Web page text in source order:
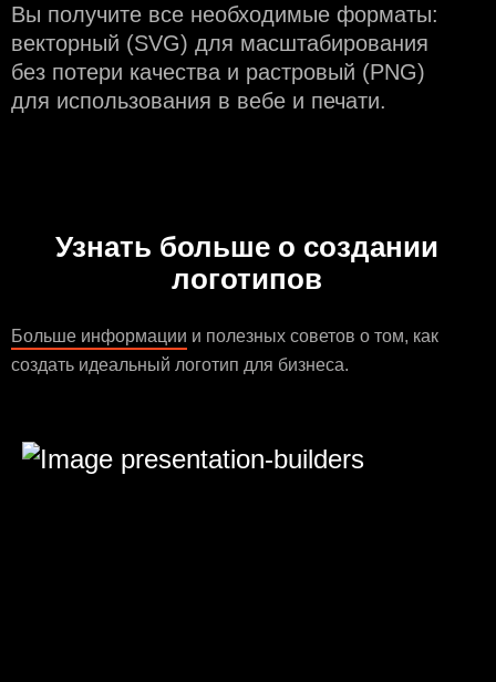
Вы получите все необходимые форматы:
векторный (SVG) для масштабирования
без потери качества и растровый (PNG)
для использования в вебе и печати.
Узнать больше о создании
логотипов
Больше информации и полезных советов о том, как
создать идеальный логотип для бизнеса.